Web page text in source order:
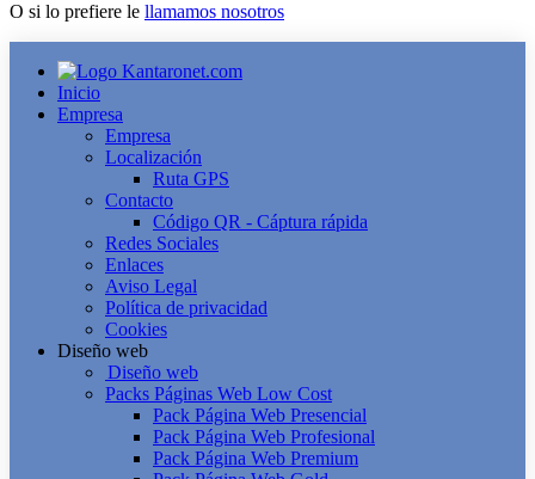
O si lo prefiere le llamamos nosotros
Inicio
Empresa
Empresa
Localización
Ruta GPS
Contacto
Código QR - Cáptura rápida
Redes Sociales
Enlaces
Aviso Legal
Política de privacidad
Cookies
Diseño web
Diseño web
Packs Páginas Web Low Cost
Pack Página Web Presencial
Pack Página Web Profesional
Pack Página Web Premium